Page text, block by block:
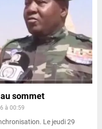
sommet
à 00:59
Le jeudi 29